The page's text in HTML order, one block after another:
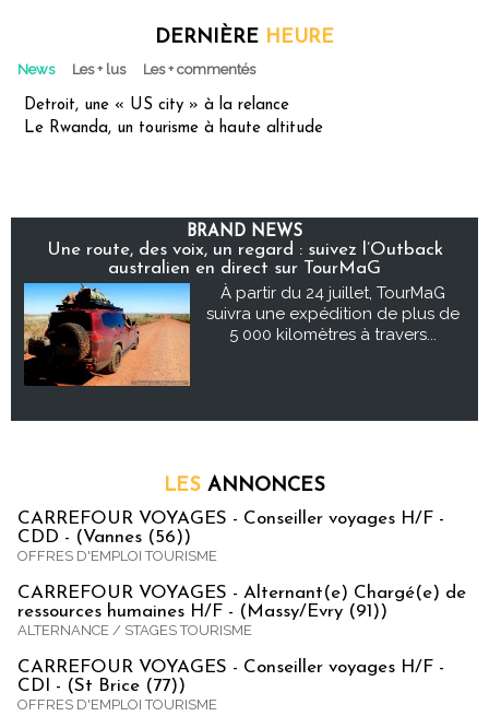
DERNIÈRE HEURE
News Les + lus Les + commentés
Detroit, une « US city » à la relance
Le Rwanda, un tourisme à haute altitude
BRAND NEWS
Une route, des voix, un regard : suivez l’Outback
australien en direct sur TourMaG
À partir du 24 juillet, TourMaG
suivra une expédition de plus de
5 000 kilomètres à travers...
LES ANNONCES
CARREFOUR VOYAGES - Conseiller voyages H/F -
CDD - (Vannes (56))
OFFRES D'EMPLOI TOURISME
CARREFOUR VOYAGES - Alternant(e) Chargé(e) de
ressources humaines H/F - (Massy/Evry (91))
ALTERNANCE / STAGES TOURISME
CARREFOUR VOYAGES - Conseiller voyages H/F -
CDI - (St Brice (77))
OFFRES D'EMPLOI TOURISME